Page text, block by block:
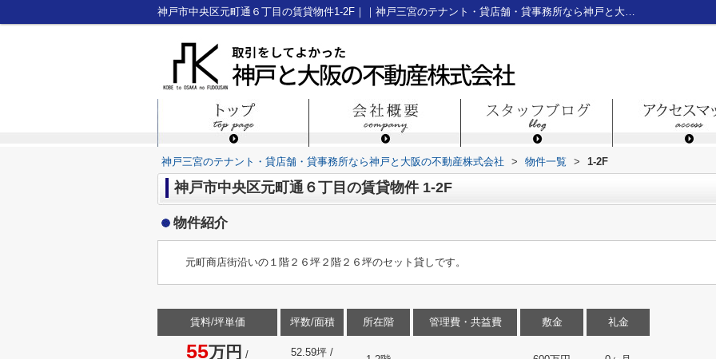
神戸市中央区元町通６丁目の賃貸物件1-2F｜｜神戸三宮のテナント・貸店舗・貸事務所なら神戸と大阪の不動産株式会社
神戸三宮のテナント・貸店舗・貸事務所なら神戸と大阪の不動産株式会社 > 物件一覧 > 1-2F
神戸市中央区元町通６丁目の賃貸物件 1-2F
物件紹介
元町商店街沿いの１階２６坪２階２６坪のセット貸しです。
賃料/坪単価
55万円 /
坪数/面積
52.59坪 /
所在階 管理費・共益費 敷金 礼金